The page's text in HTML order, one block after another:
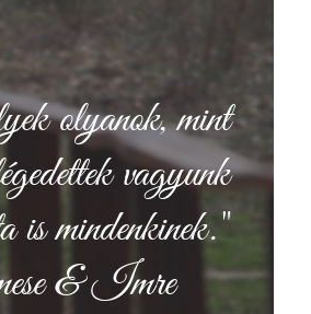
olyanok, mint
vagyunk
is mindenkinek."
& Imre